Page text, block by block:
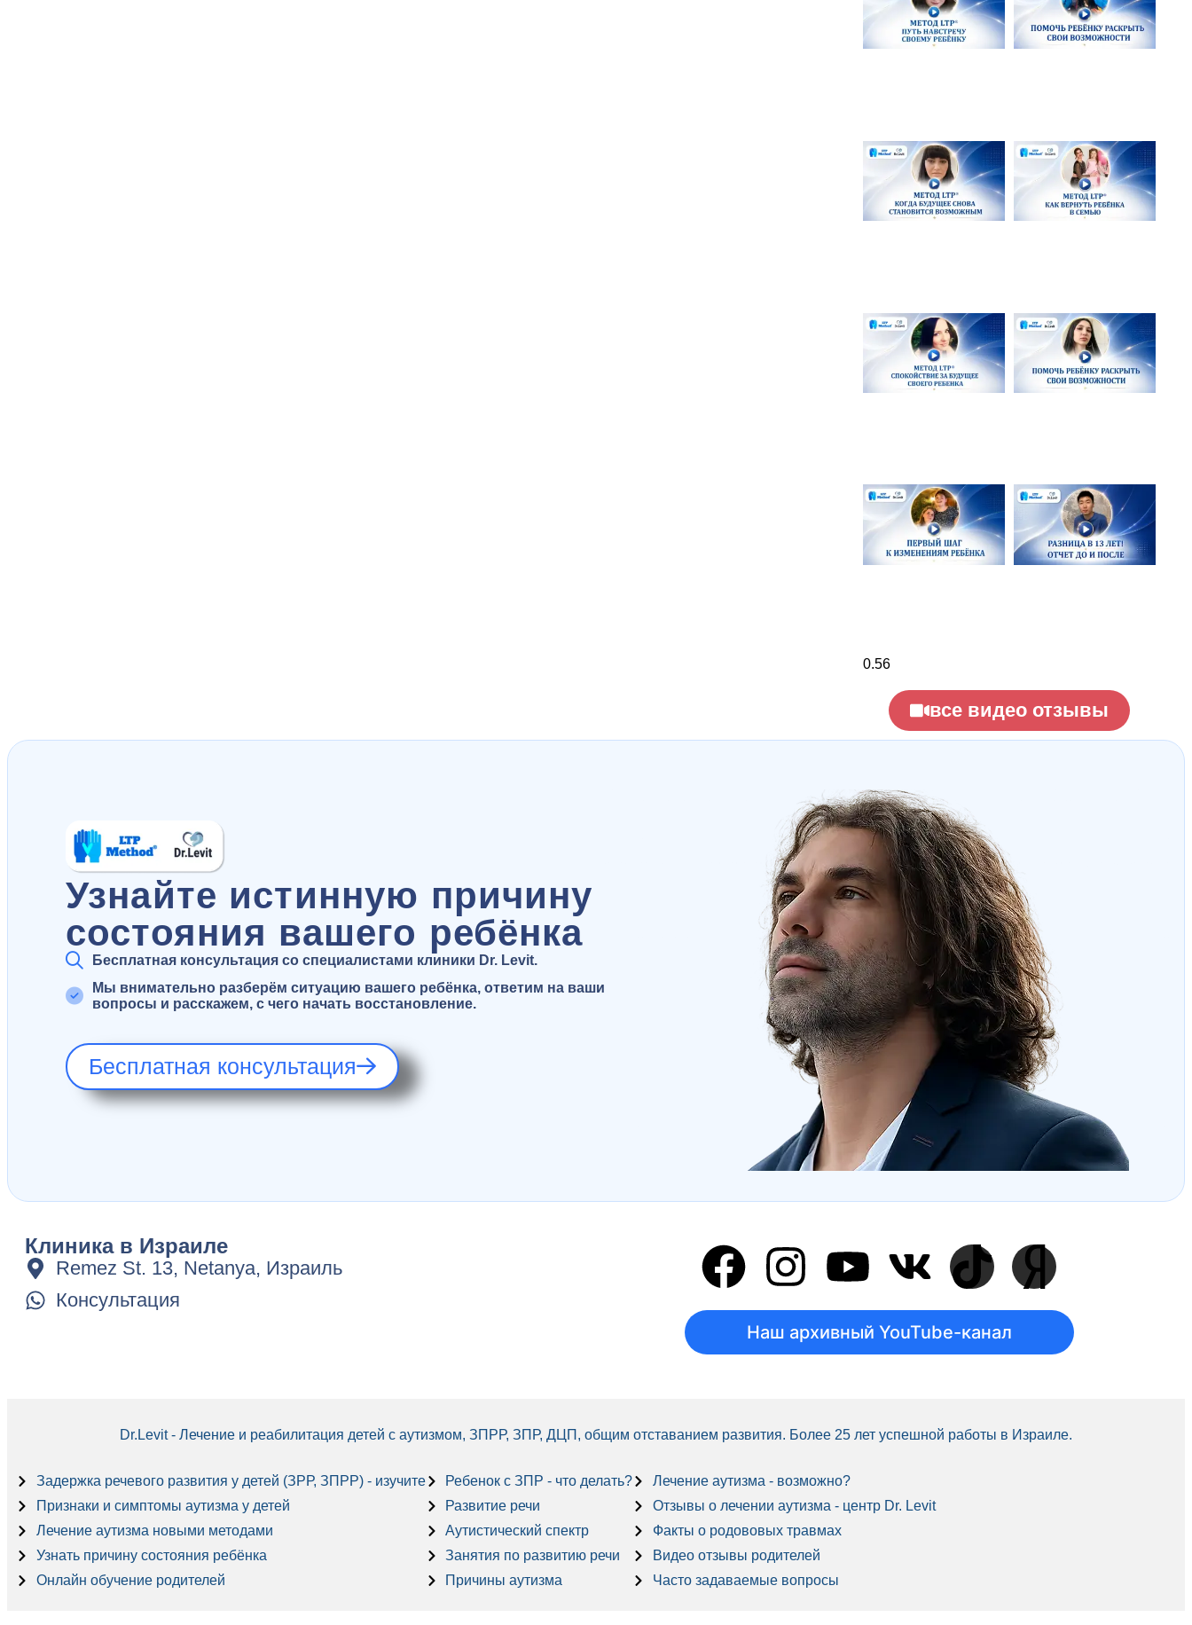
все видео отзывы
Узнайте истинную причину
состояния вашего ребёнка
Бесплатная консультация со специалистами клиники Dr. Levit.
Мы внимательно разберём ситуацию вашего ребёнка, ответим на ваши
вопросы и расскажем, с чего начать восстановление.
Бесплатная консультация
Клиника в Израиле
Remez St. 13, Netanya, Израиль
Консультация
Наш архивный YouTube-канал
Dr.Levit - Лечение и реабилитация детей с аутизмом, ЗПРР, ЗПР, ДЦП, общим отставанием развития. Более 25 лет успешной работы в Израиле.
Задержка речевого развития у детей (ЗРР, ЗПРР) - изучите
Признаки и симптомы аутизма у детей
Лечение аутизма новыми методами
Узнать причину состояния ребёнка
Онлайн обучение родителей
Ребенок с ЗПР - что делать?
Развитие речи
Аутистический спектр
Занятия по развитию речи
Причины аутизма
Лечение аутизма - возможно?
Отзывы о лечении аутизма - центр Dr. Levit
Факты о родововых травмах
Видео отзывы родителей
Часто задаваемые вопросы